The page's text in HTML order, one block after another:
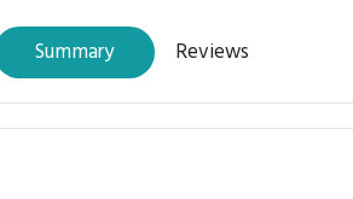
Summary Reviews